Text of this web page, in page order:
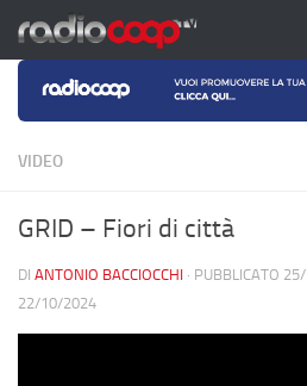
Salta al contenuto
VIDEO
GRID – Fiori di città
DI ANTONIO BACCIOCCHI · PUBBLICATO
22/10/2024